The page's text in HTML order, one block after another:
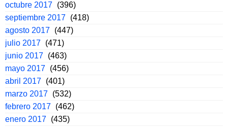
octubre 2017 (396)
septiembre 2017 (418)
agosto 2017 (447)
julio 2017 (471)
junio 2017 (463)
mayo 2017 (456)
abril 2017 (401)
marzo 2017 (532)
febrero 2017 (462)
enero 2017 (435)